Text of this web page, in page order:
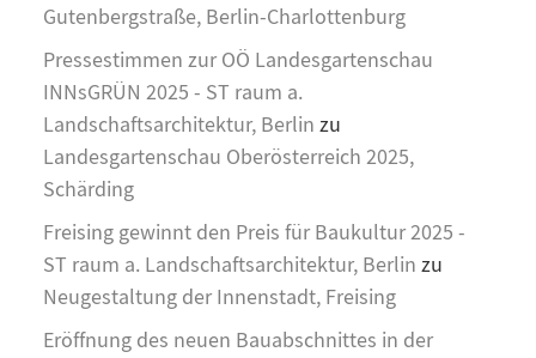
Gutenbergstraße, Berlin-Charlottenburg
Pressestimmen zur OÖ Landesgartenschau
INNsGRÜN 2025 - ST raum a.
Landschaftsarchitektur, Berlin zu
Landesgartenschau Oberösterreich 2025,
Schärding
Freising gewinnt den Preis für Baukultur 2025 -
ST raum a. Landschaftsarchitektur, Berlin zu
Neugestaltung der Innenstadt, Freising
Eröffnung des neuen Bauabschnittes in der